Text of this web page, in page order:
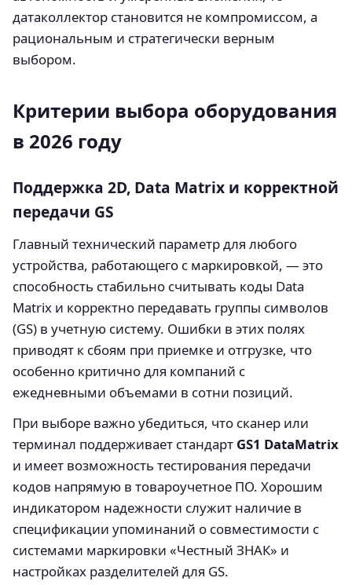
датаколлектор становится не компромиссом, а
рациональным и стратегически верным
выбором.
Критерии выбора оборудования
в 2026 году
Поддержка 2D, Data Matrix и корректной
передачи GS
Главный технический параметр для любого
устройства, работающего с маркировкой, — это
способность стабильно считывать коды Data
Matrix и корректно передавать группы символов
(GS) в учетную систему. Ошибки в этих полях
приводят к сбоям при приемке и отгрузке, что
особенно критично для компаний с
ежедневными объемами в сотни позиций.
При выборе важно убедиться, что сканер или
терминал поддерживает стандарт GS1 DataMatrix
и имеет возможность тестирования передачи
кодов напрямую в товароучетное ПО. Хорошим
индикатором надежности служит наличие в
спецификации упоминаний о совместимости с
системами маркировки «Честный ЗНАК» и
настройках разделителей для GS.